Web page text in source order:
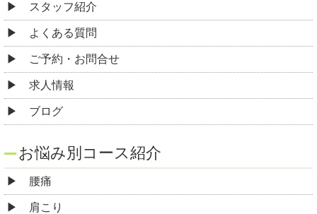
スタッフ紹介
よくある質問
ご予約・お問合せ
求人情報
ブログ
お悩み別コース紹介
腰痛
肩こり